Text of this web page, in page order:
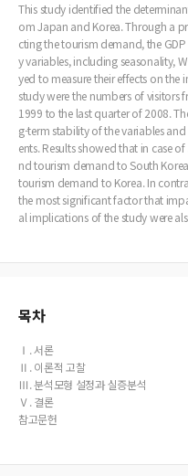
This study identified the
om Japan and Korea. Through a
cting the tourism demand, the
y variables, including seasonality,
yed to measure their effects on
study were the numbers of visitors
1999 to the last quarter of 2008.
g-term stability of the variables
ents. Results showed that in case
nd tourism demand to South
tourism demand to Korea. In
the most significant factor that
al implications of the study were
목차
Ⅰ. 서론
Ⅱ. 이론적 고찰
Ⅲ. 분석모형 설정과 실증분석
Ⅴ. 결론
참고문헌